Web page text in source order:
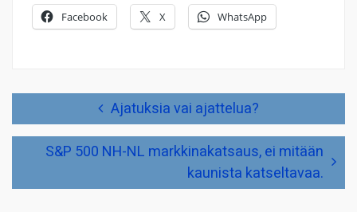
Facebook X WhatsApp
Ajatuksia vai ajattelua?
S&P 500 NH-NL markkinakatsaus, ei mitään
kaunista katseltavaa.